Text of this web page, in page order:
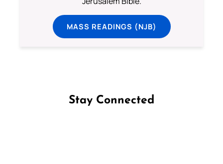
MASS READINGS (NJB)
Stay Connected